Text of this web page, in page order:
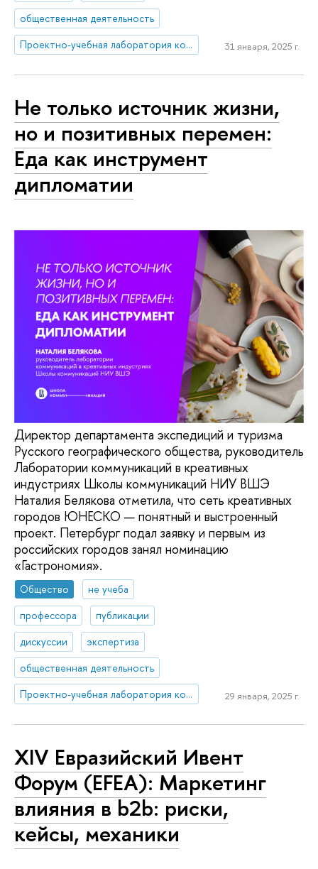
общественная деятельность
Проектно-учебная лаборатория коммуникаций в креативных индустриях
31 января, 2025 г.
Не только источник жизни,
но и позитивных перемен:
Еда как инструмент
дипломатии
Директор департамента экспедиций и туризма
Русского географического общества, руководитель
Лаборатории коммуникаций в креативных
индустриях Школы коммуникаций НИУ ВШЭ
Наталия Белякова отметила, что сеть креативных
городов ЮНЕСКО — понятный и выстроенный
проект. Петербург подал заявку и первым из
российских городов занял номинацию
«Гастрономия».
Общество
не учеба
профессора
публикации
дискуссии
экспертиза
общественная деятельность
Проектно-учебная лаборатория коммуникаций в креативных индустриях
29 января, 2025 г.
XIV Евразийский Ивент
Форум (EFEA): Маркетинг
влияния в b2b: риски,
кейсы, механики